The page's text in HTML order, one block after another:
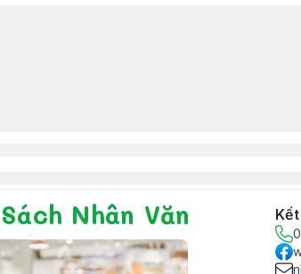
Nhân Văn